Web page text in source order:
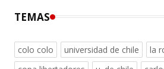
TEMAS
colo colo universidad de chile la